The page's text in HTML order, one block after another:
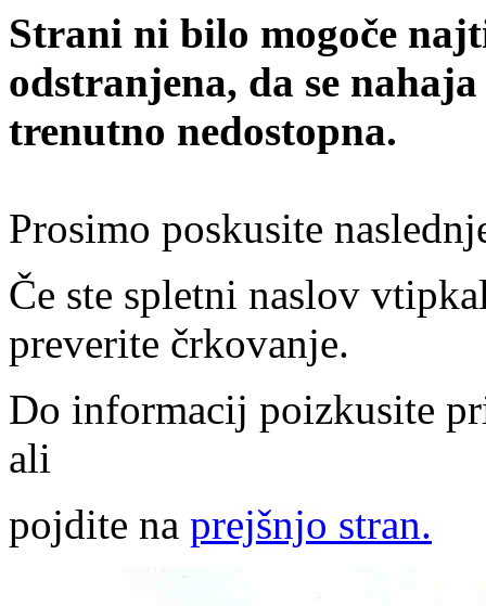
Strani ni bilo mogoče
odstranjena, da se
trenutno nedostopna.
Prosimo poskusite
Če ste spletni naslov
preverite črkovanje.
Do informacij poizkusite
ali
pojdite na prejšnjo stran.